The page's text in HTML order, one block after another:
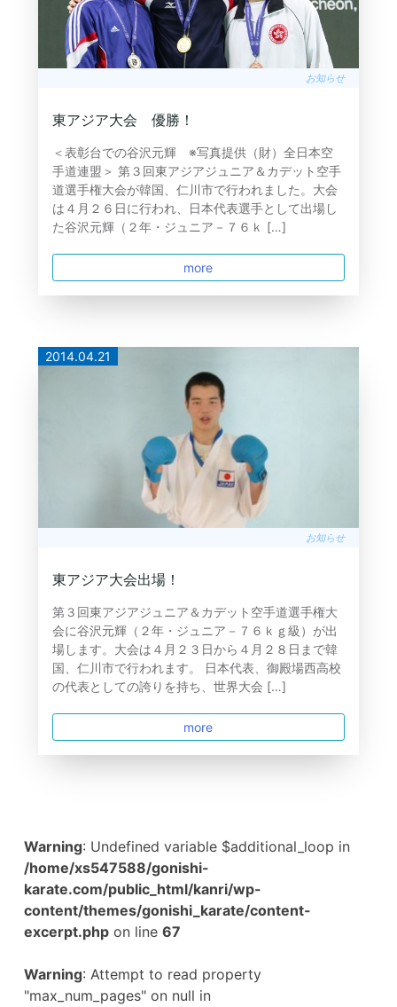
お知らせ
東アジア大会 優勝！
＜表彰台での谷沢元輝 ※写真提供（財）全日本空
手道連盟＞ 第３回東アジアジュニア＆カデット空手
道選手権大会が韓国、仁川市で行われました。大会
は４月２６日に行われ、日本代表選手として出場し
た谷沢元輝（２年・ジュニア－７６ｋ […]
more
2014.04.21
お知らせ
東アジア大会出場！
第３回東アジアジュニア＆カデット空手道選手権大
会に谷沢元輝（２年・ジュニア－７６ｋｇ級）が出
場します。大会は４月２３日から４月２８日まで韓
国、仁川市で行われます。 日本代表、御殿場西高校
の代表としての誇りを持ち、世界大会 […]
more
Warning: Undefined variable $additional_loop in
/home/xs547588/gonishi-
karate.com/public_html/kanri/wp-
content/themes/gonishi_karate/content-
excerpt.phpon line 67
Warning: Attempt to read property
"max_num_pages" on null in